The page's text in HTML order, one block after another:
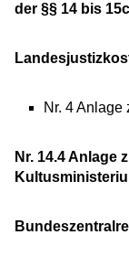
der §§ 14 bis
Nr. 4 Anlage
Nr. 14.4 Anlage